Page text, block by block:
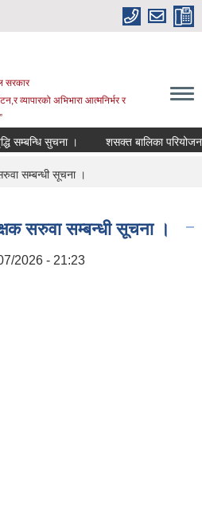
सरकार
व्यापारको अभिभारा आत्मनिर्भर र
सम्बन्धि सुचना । शसक्त बालिका
सम्बन्धी सूचना ।
सरुवा सम्बन्धी सूचना ।
2026 - 21:23